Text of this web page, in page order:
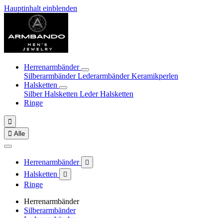
Hauptinhalt einblenden
Herrenarmbänder
SilberarmbänderLederarmbänderKeramikperlen
Halsketten
Silber Halsketten Leder Halsketten
Ringe

 Alle
Herrenarmbänder 
Halsketten 
Ringe
Herrenarmbänder
Silberarmbänder